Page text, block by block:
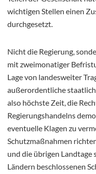
wichtigen Stellen einen
durchgesetzt.
Nicht die Regierung,
mit zweimonatiger
Lage von landesweiter
außerordentliche
also höchste Zeit, die
Regierungshandelns
eventuelle Klagen zu
Schutzmaßnahmen
und die übrigen Landtage
Ländern beschlossenen